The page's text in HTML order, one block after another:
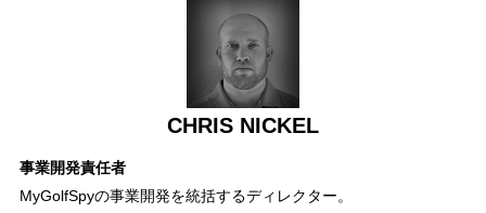
CHRIS NICKEL
事業開発責任者
MyGolfSpyの事業開発を統括するディレクター。